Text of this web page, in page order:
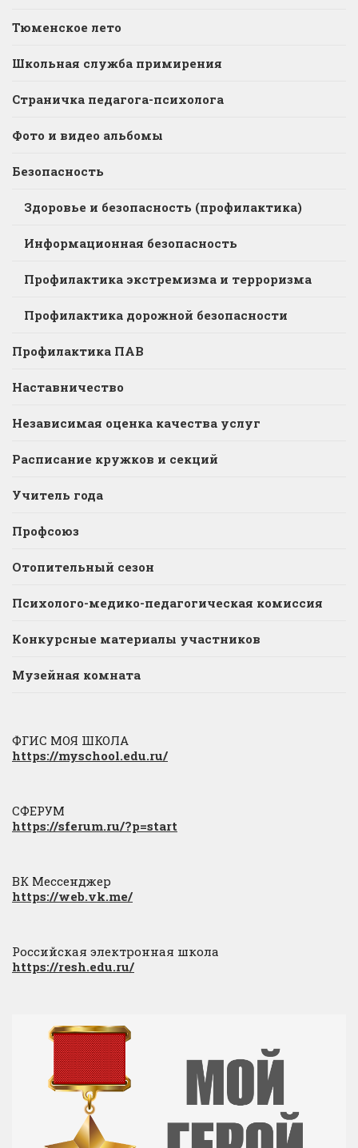
Тюменское лето
Школьная служба примирения
Страничка педагога-психолога
Фото и видео альбомы
Безопасность
Здоровье и безопасность (профилактика)
Информационная безопасность
Профилактика экстремизма и терроризма
Профилактика дорожной безопасности
Профилактика ПАВ
Наставничество
Независимая оценка качества услуг
Расписание кружков и секций
Учитель года
Профсоюз
Отопительный сезон
Психолого-медико-педагогическая комиссия
Конкурсные материалы участников
Музейная комната
ФГИС МОЯ ШКОЛА
https://myschool.edu.ru/
СФЕРУМ
https://sferum.ru/?p=start
ВК Мессенджер
https://web.vk.me/
Российская электронная школа
https://resh.edu.ru/